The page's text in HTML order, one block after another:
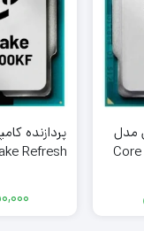
مدل
Refresh